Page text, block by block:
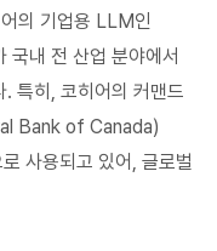
의 기업용 LLM인
내 전 산업 분야에서
특히, 코히어의 커맨드
Bank of Canada)
사용되고 있어, 글로벌